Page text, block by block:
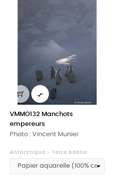

VMMO132 Manchots
empereurs
Photo : Vincent Munier
Antarctique - Terre Adélie